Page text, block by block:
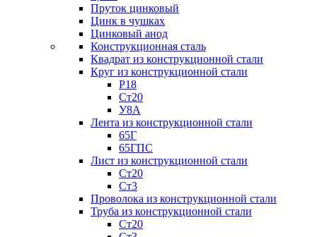
Пруток цинковый
Цинк в чушках
Цинковый анод
Конструкционная сталь
Квадрат из конструкционной стали
Круг из конструкционной стали
Р18
Ст20
У8А
Лента из конструкционной стали
65Г
65ГПС
Лист из конструкционной стали
Ст20
Ст3
Проволока из конструкционной стали
Труба из конструкционной стали
Ст20